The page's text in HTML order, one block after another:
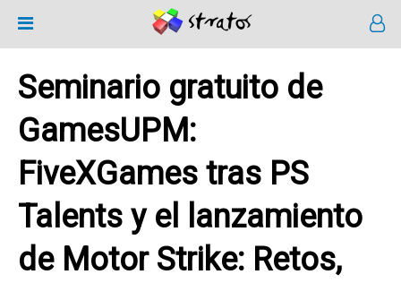
Seminario gratuito de
GamesUPM:
FiveXGames tras PS
Talents y el lanzamiento
de Motor Strike: Retos,